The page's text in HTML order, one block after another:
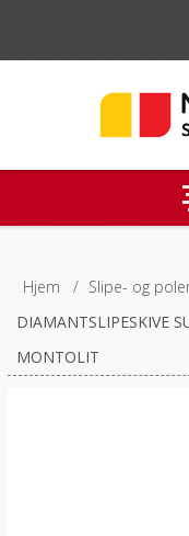
Hjem / Slipe- og
DIAMANTSLIPESKIVE
MONTOLIT